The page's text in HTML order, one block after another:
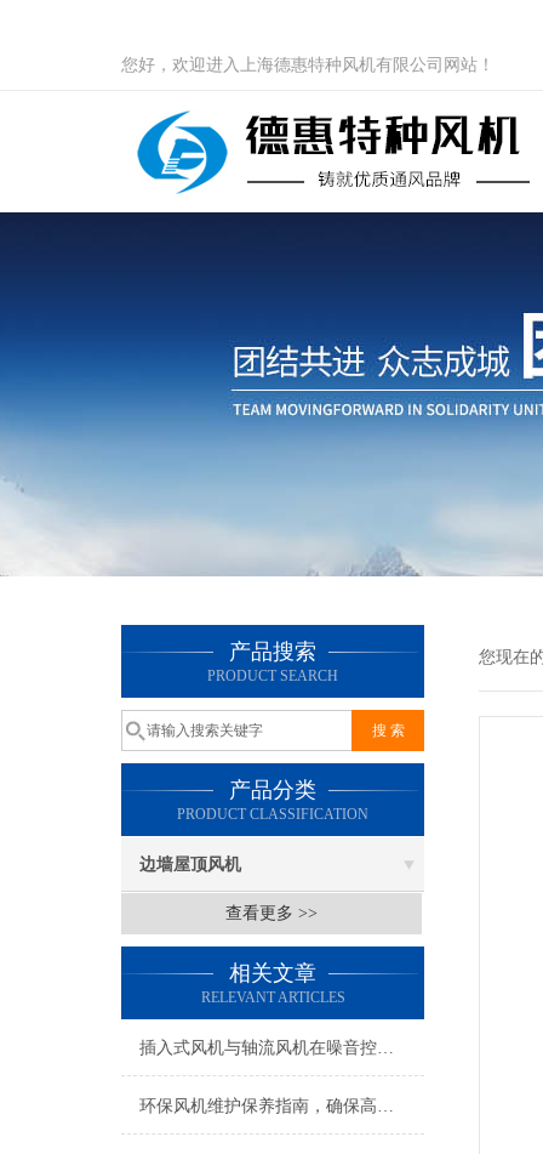
您好，欢迎进入上海德惠特种风机有限公司网站！
产品搜索
PRODUCT SEARCH
产品分类
PRODUCT CLASSIFICATION
边墙屋顶风机
查看更多 >>
相关文章
RELEVANT ARTICLES
插入式风机与轴流风机在噪音控制上有何差异？
环保风机维护保养指南，确保高效稳定运行
您现在